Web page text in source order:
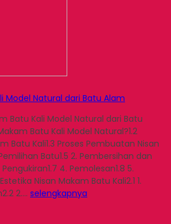
Model Natural dari Batu Alam
Batu Kali Model Natural dari Batu
Batu Kali Model Natural?1.2
Batu Kali1.3 Proses Pembuatan Nisan
Batu1.5 2. Pembersihan dan
4. Pemolesan1.8 5.
Nisan Makam Batu Kali2.1 1.
2…. selengkapnya